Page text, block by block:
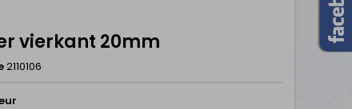
vierkant 20mm
2110106